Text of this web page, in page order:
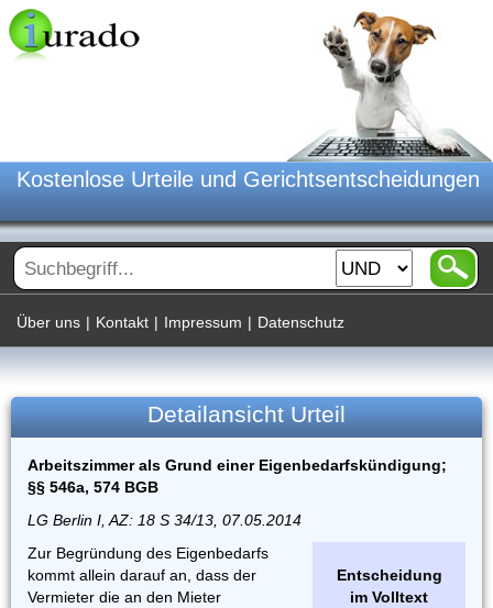
Kostenlose Urteile und Gerichtsentscheidungen
Über uns | Kontakt | Impressum | Datenschutz
Detailansicht Urteil
Arbeitszimmer als Grund einer Eigenbedarfskündigung;
§§ 546a, 574 BGB
LG Berlin I, AZ: 18 S 34/13, 07.05.2014
Entscheidung
im Volltext
Zur Begründung des Eigenbedarfs
kommt allein darauf an, dass der
Vermieter die an den Mieter